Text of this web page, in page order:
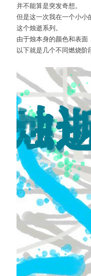
并不能算是突发奇想。
但是这一次我在一个小小
这个烛逝系列。
由于烛本身的颜色和表面
以下就是几个不同燃烧阶